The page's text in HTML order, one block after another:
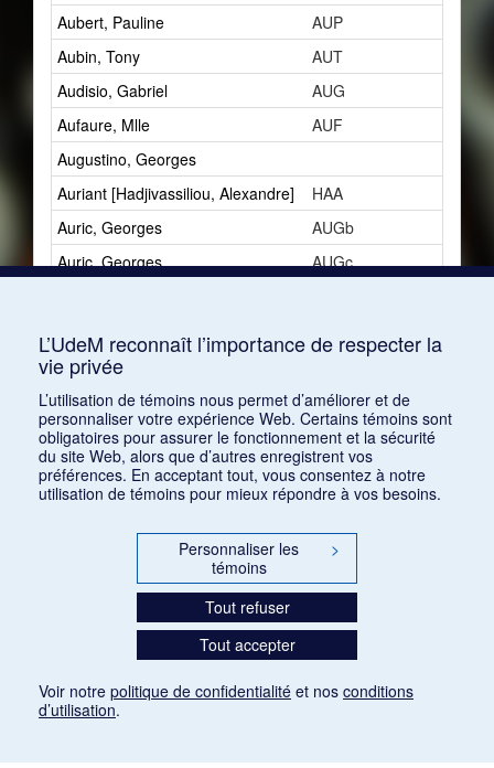
Aubert, Pauline
AUP
Aubin, Tony
AUT
Audisio, Gabriel
AUG
Aufaure, Mlle
AUF
Augustino, Georges
Auriant [Hadjivassiliou, Alexandre]
HAA
Auric, Georges
AUGb
Auric, Georges
AUGc
3
Azpiri, Munoz
L’UdeM reconnaît l’importance de respecter la
vie privée
L’utilisation de témoins nous permet d’améliorer et de
personnaliser votre expérience Web. Certains témoins sont
obligatoires pour assurer le fonctionnement et la sécurité
du site Web, alors que d’autres enregistrent vos
préférences. En acceptant tout, vous consentez à notre
utilisation de témoins pour mieux répondre à vos besoins.
Personnaliser les
témoins
>
Tout refuser
Tout accepter
Voir notre politique de confidentialité et nos conditions
d’utilisation.